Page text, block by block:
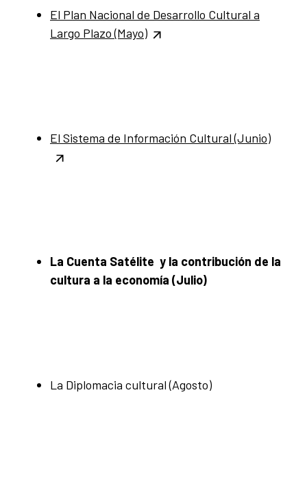
El Plan Nacional de Desarrollo Cultural a
Largo Plazo (Mayo)
El Sistema de Información Cultural (Junio)
La Cuenta Satélite y la contribución de la
cultura a la economía (Julio)
La Diplomacia cultural (Agosto)